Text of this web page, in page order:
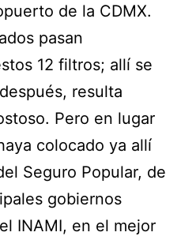
de la CDMX.
pasan
12 filtros; allí se
resulta
Pero en lugar
colocado ya allí
Seguro Popular, de
gobiernos
INAMI, en el mejor